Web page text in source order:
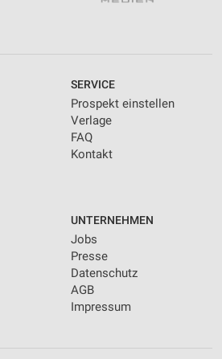
SERVICE
Prospekt einstellen
Verlage
FAQ
Kontakt
UNTERNEHMEN
Jobs
Presse
Datenschutz
AGB
Impressum